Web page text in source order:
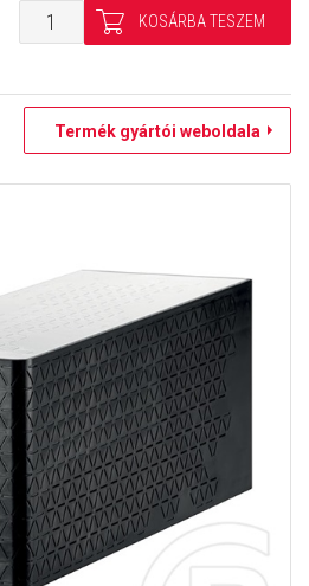
Termék gyártói weboldala